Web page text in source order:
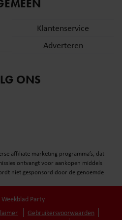
combineren met andere
gebruik van hun services. U
als u onze website blijft
Klantenservice
Adverteren
ONS
affiliate marketing programma’s, dat
ontvangt voor aankopen middels
niet gesponsord door de genoemde
Party
Gebruikersvoorwaarden